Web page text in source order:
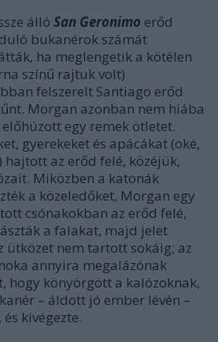
álló San Geronimo erőd
bukanérok számát
ha meglengetik a kötélen
színű rajtuk volt)
felszerelt Santiago erőd
Morgan azonban nem hiába
egy remek ötletet.
gyerekeket és apácákat (oké,
hajtott az erőd felé, közéjük,
Miközben a katonák
a közeledőket, Morgan egy
csónakokban az erőd felé,
a falakat, majd jelet
ütközet nem tartott sokáig; az
annyira megalázónak
hogy könyörgött a kalózoknak,
– áldott jó ember lévén –
kivégezte.